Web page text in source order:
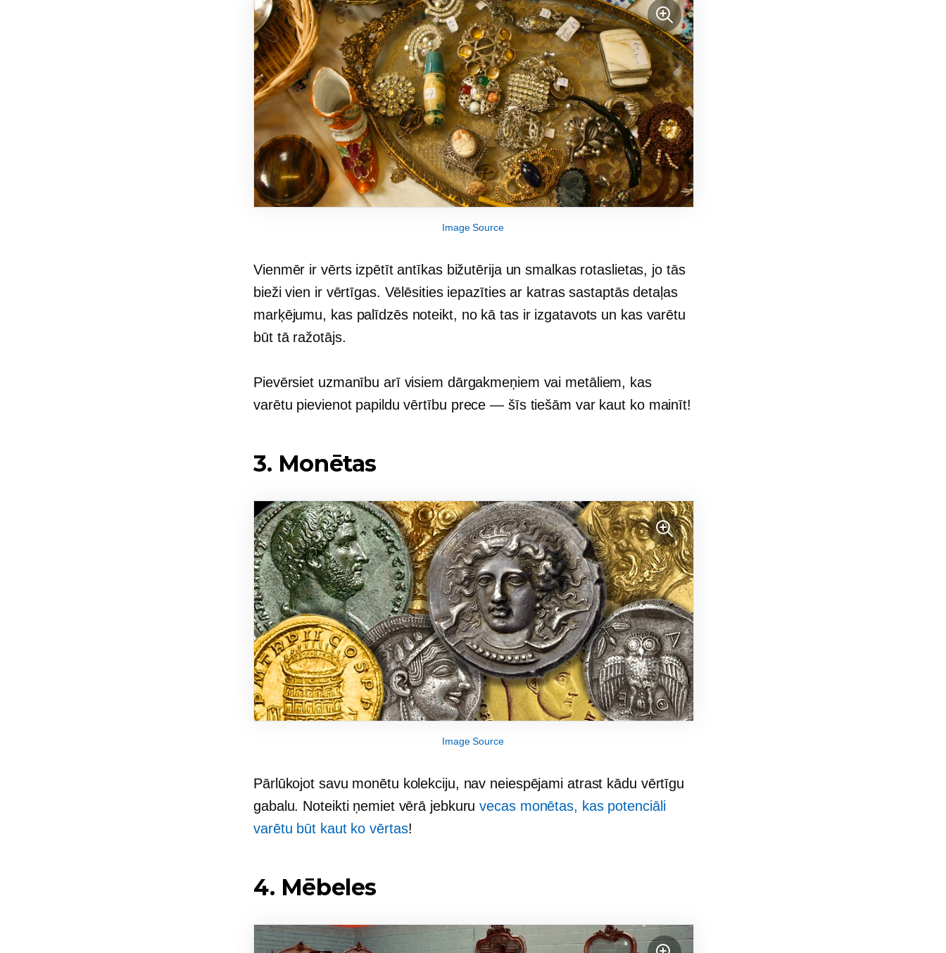
Image Source
Vienmēr ir vērts izpētīt antīkas bižutērija un smalkas rotaslietas, jo tās
bieži vien ir vērtīgas. Vēlēsities iepazīties ar katras sastaptās detaļas
marķējumu, kas palīdzēs noteikt, no kā tas ir izgatavots un kas varētu
būt tā ražotājs.
Pievērsiet uzmanību arī visiem dārgakmeņiem vai metāliem, kas
varētu pievienot papildu vērtību prece — šīstiešām var kaut ko mainīt!
3. Monētas
Image Source
Pārlūkojot savu monētu kolekciju, nav neiespējami atrast kādu vērtīgu
gabalu. Noteikti ņemiet vērā jebkuruvecas monētas, kas potenciāli
varētu būt kaut ko vērtas!
4. Mēbeles